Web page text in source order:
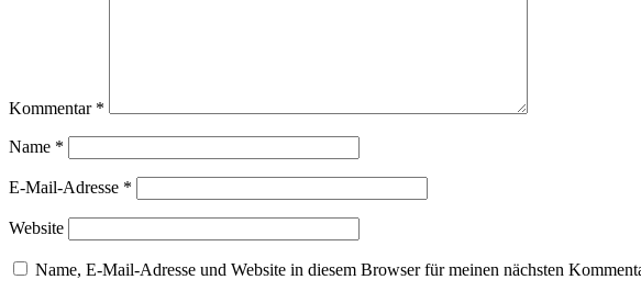
Kommentar *
Name *
E-Mail-Adresse *
Website
Name, E-Mail-Adresse und Website in diesem Browser für meinen nächsten